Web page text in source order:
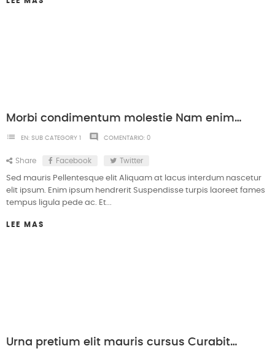
Morbi condimentum molestie Nam enim odio sodales
Share Facebook Twitter
list EN: SUB CATEGORY 1 comment COMENTARIO: 0
Sed mauris Pellentesque elit Aliquam at lacus interdum nascetur
elit ipsum. Enim ipsum hendrerit Suspendisse turpis laoreet fames
tempus ligula pede ac. Et...
LEE MAS
Urna pretium elit mauris cursus Curabitur at elit Vestibulum